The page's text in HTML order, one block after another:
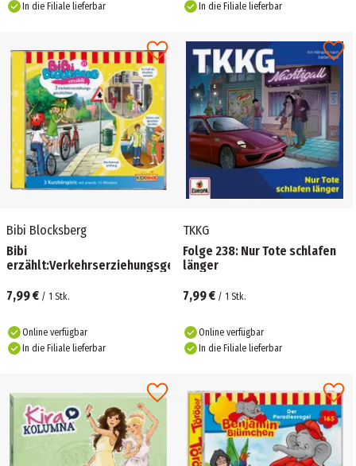
In die Filiale lieferbar
In die Filiale lieferbar
Bibi Blocksberg
Bibi
erzählt:Verkehrserziehungsgeschichten
7,99 € / 1 Stk.
Online verfügbar
In die Filiale lieferbar
TKKG
Folge 238: Nur Tote schlafen
länger
7,99 € / 1 Stk.
Online verfügbar
In die Filiale lieferbar